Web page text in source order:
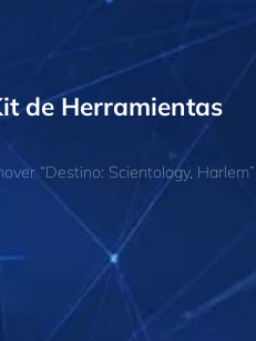
de Herramientas
“Destino: Scientology, Harlem”